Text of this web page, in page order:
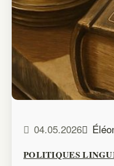
04.05.2026
POLITIQUES